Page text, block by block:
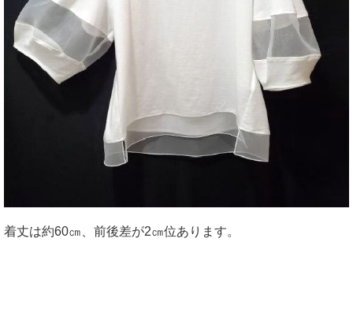
着丈は約60㎝、前後差が2㎝位あります。